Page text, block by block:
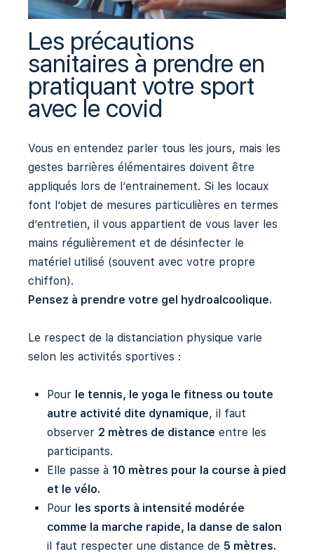
Les précautions
sanitaires à prendre en
pratiquant votre sport
avec le covid
Vous en entendez parler tous les jours, mais les
gestes barrières élémentaires doivent être
appliqués lors de l’entrainement. Si les locaux
font l’objet de mesures particulières en termes
d’entretien, il vous appartient de vous laver les
mains régulièrement et de désinfecter le
matériel utilisé (souvent avec votre propre
chiffon).
Pensez à prendre votre gel hydroalcoolique.
Le respect de la distanciation physique varie
selon les activités sportives :
Pour le tennis, le yoga le fitness ou toute
autre activité dite dynamique, il faut
observer 2 mètres de distance entre les
participants.
Elle passe à 10 mètres pour la course à pied
et le vélo.
Pour les sports à intensité modérée
comme la marche rapide, la danse de salon
il faut respecter une distance de 5 mètres.